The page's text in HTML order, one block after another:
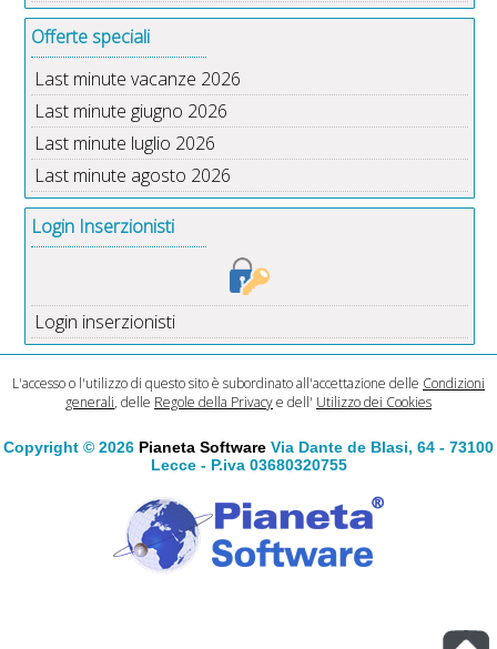
Offerte speciali
Last minute vacanze 2026
Last minute giugno 2026
Last minute luglio 2026
Last minute agosto 2026
Login Inserzionisti
Login inserzionisti
L'accesso o l'utilizzo di questo sito è subordinato all'accettazione delle Condizioni
generali, delle Regole della Privacye dell' Utilizzo dei Cookies
Copyright © 2026 Pianeta Software Via Dante de Blasi, 64 - 73100
Lecce - P.iva 03680320755